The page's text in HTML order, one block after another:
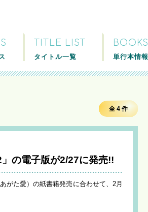
TITLE LIST
タイトル一覧
BOOKS
単行本情報
全 4 件
」の電子版が2/27に発売!!
がた愛）の紙書籍発売に合わせて、2月